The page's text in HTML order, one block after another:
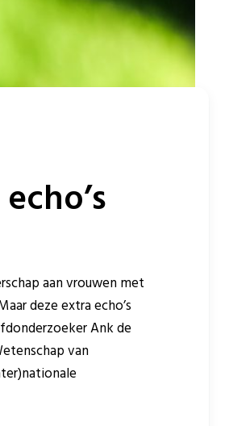
aan vrouwen met
deze extra echo’s
Ank de
van